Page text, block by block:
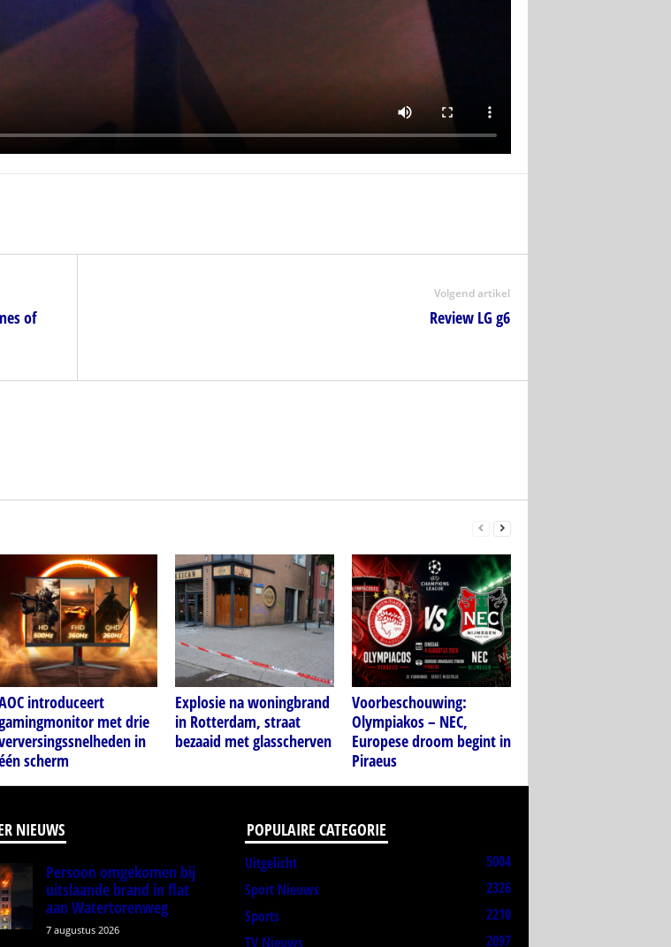
of
Volgend artikel
Review LG g6
introduceert
met drie
in
scherm
Explosie na woningbrand
in Rotterdam, straat
bezaaid met glasscherven
Voorbeschouwing:
Olympiakos – NEC,
Europese droom begint in
Piraeus
NIEUWS
Persoon omgekomen bij
uitslaande brand in flat
aan Watertorenweg
7 augustus 2026
POPULAIRE CATEGORIE
Uitgelicht
5004
Sport Nieuws
2326
Sports
2210
TV Nieuws
2097